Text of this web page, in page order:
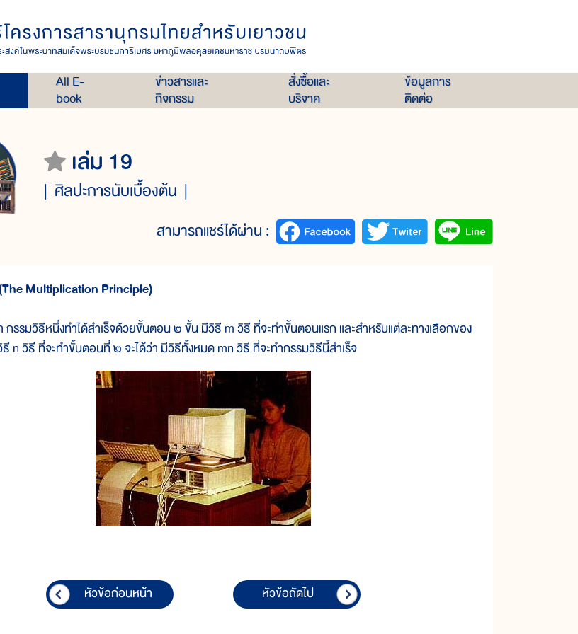
All E-
book
ข่าวสารและ
กิจกรรม
สั่งซื้อและ
บริจาค
ข้อมูลการ
ติดต่อ
เล่ม 19
ศิลปะการนับเบื้องต้น
สามารถแชร์ได้ผ่าน :
Multiplication Principle)
มวิธีหนึ่งทำได้สำเร็จด้วยขั้นตอน ๒ ขั้น มีวิธี m วิธี ที่จะทำขั้นตอนแรก และสำหรับแต่ละทางเลือกของ
n วิธี ที่จะทำขั้นตอนที่ ๒ จะได้ว่า มีวิธีทั้งหมด mn วิธี ที่จะทำกรรมวิธีนี้สำเร็จ
หัวข้อก่อนหน้า หัวข้อถัดไป